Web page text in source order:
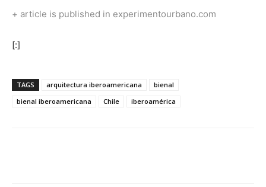
+ article is published in experimentourbano.com
[:]
TAGS arquitectura iberoamericana
bienal
bienal iberoamericana
Chile iberoamérica